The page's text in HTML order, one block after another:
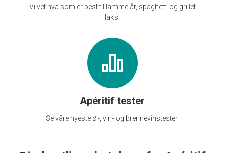
Vi vet hva som er best til lammelår, spaghetti og grillet
laks.
Apéritif tester
Se våre nyeste øl-, vin- og brennevinstester.